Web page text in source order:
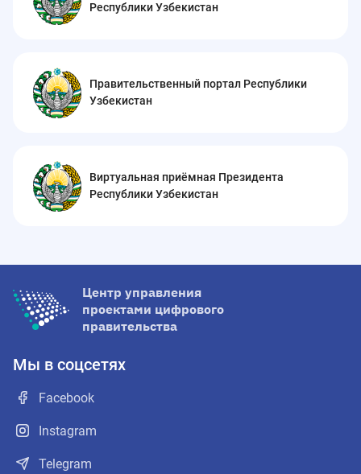
Республики Узбекистан
Правительственный портал Республики
Узбекистан
Виртуальная приёмная Президента
Республики Узбекистан
Центр управления
проектами цифрового
правительства
Мы в соцсетях
Facebook
Instagram
Telegram